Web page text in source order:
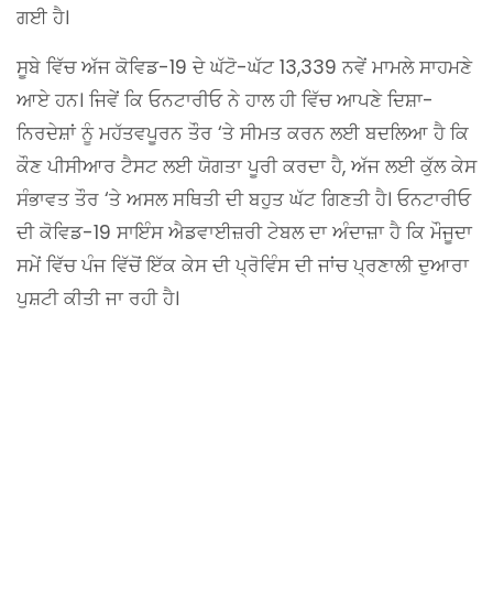
ਗਈ ਹੈ।
ਸੂਬੇ ਵਿੱਚ ਅੱਜ ਕੋਵਿਡ-19 ਦੇ ਘੱਟੋ-ਘੱਟ 13,339 ਨਵੇਂ ਮਾਮਲੇ ਸਾਹਮਣੇ
ਆਏ ਹਨ। ਜਿਵੇਂ ਕਿ ਓਨਟਾਰੀਓ ਨੇ ਹਾਲ ਹੀ ਵਿੱਚ ਆਪਣੇ ਦਿਸ਼ਾ-
ਨਿਰਦੇਸ਼ਾਂ ਨੂੰ ਮਹੱਤਵਪੂਰਨ ਤੌਰ ‘ਤੇ ਸੀਮਤ ਕਰਨ ਲਈ ਬਦਲਿਆ ਹੈ ਕਿ
ਕੌਣ ਪੀਸੀਆਰ ਟੈਸਟ ਲਈ ਯੋਗਤਾ ਪੂਰੀ ਕਰਦਾ ਹੈ, ਅੱਜ ਲਈ ਕੁੱਲ ਕੇਸ
ਸੰਭਾਵਤ ਤੌਰ ‘ਤੇ ਅਸਲ ਸਥਿਤੀ ਦੀ ਬਹੁਤ ਘੱਟ ਗਿਣਤੀ ਹੈ। ਓਨਟਾਰੀਓ
ਦੀ ਕੋਵਿਡ-19 ਸਾਇੰਸ ਐਡਵਾਈਜ਼ਰੀ ਟੇਬਲ ਦਾ ਅੰਦਾਜ਼ਾ ਹੈ ਕਿ ਮੌਜੂਦਾ
ਸਮੇਂ ਵਿੱਚ ਪੰਜ ਵਿੱਚੋਂ ਇੱਕ ਕੇਸ ਦੀ ਪ੍ਰੋਵਿੰਸ ਦੀ ਜਾਂਚ ਪ੍ਰਣਾਲੀ ਦੁਆਰਾ
ਪੁਸ਼ਟੀ ਕੀਤੀ ਜਾ ਰਹੀ ਹੈ।